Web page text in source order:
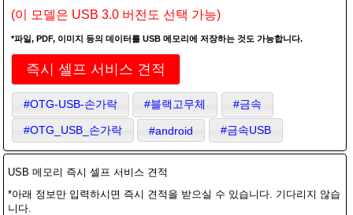
(이 모델은 USB 3.0 버전도 선택 가능)
*파일, PDF, 이미지 등의 데이터를 USB 메모리에 저장하는 것도 가능합니다.
즉시 셀프 서비스 견적
#OTG-USB-손가락 #블랙고무체 #금속
#OTG_USB_손가락 #android #금속USB
USB 메모리 즉시 셀프 서비스 견적
*아래 정보만 입력하시면 즉시 견적을 받으실 수 있습니다. 기다리지 않습
니다.